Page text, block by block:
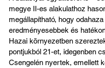
megye II-es alakulathoz
megállapítható, hogy
eredményesebbek és
Hazai környezetben
pontjukból 21-et, idegenben
Csengelén nyertek, emellett